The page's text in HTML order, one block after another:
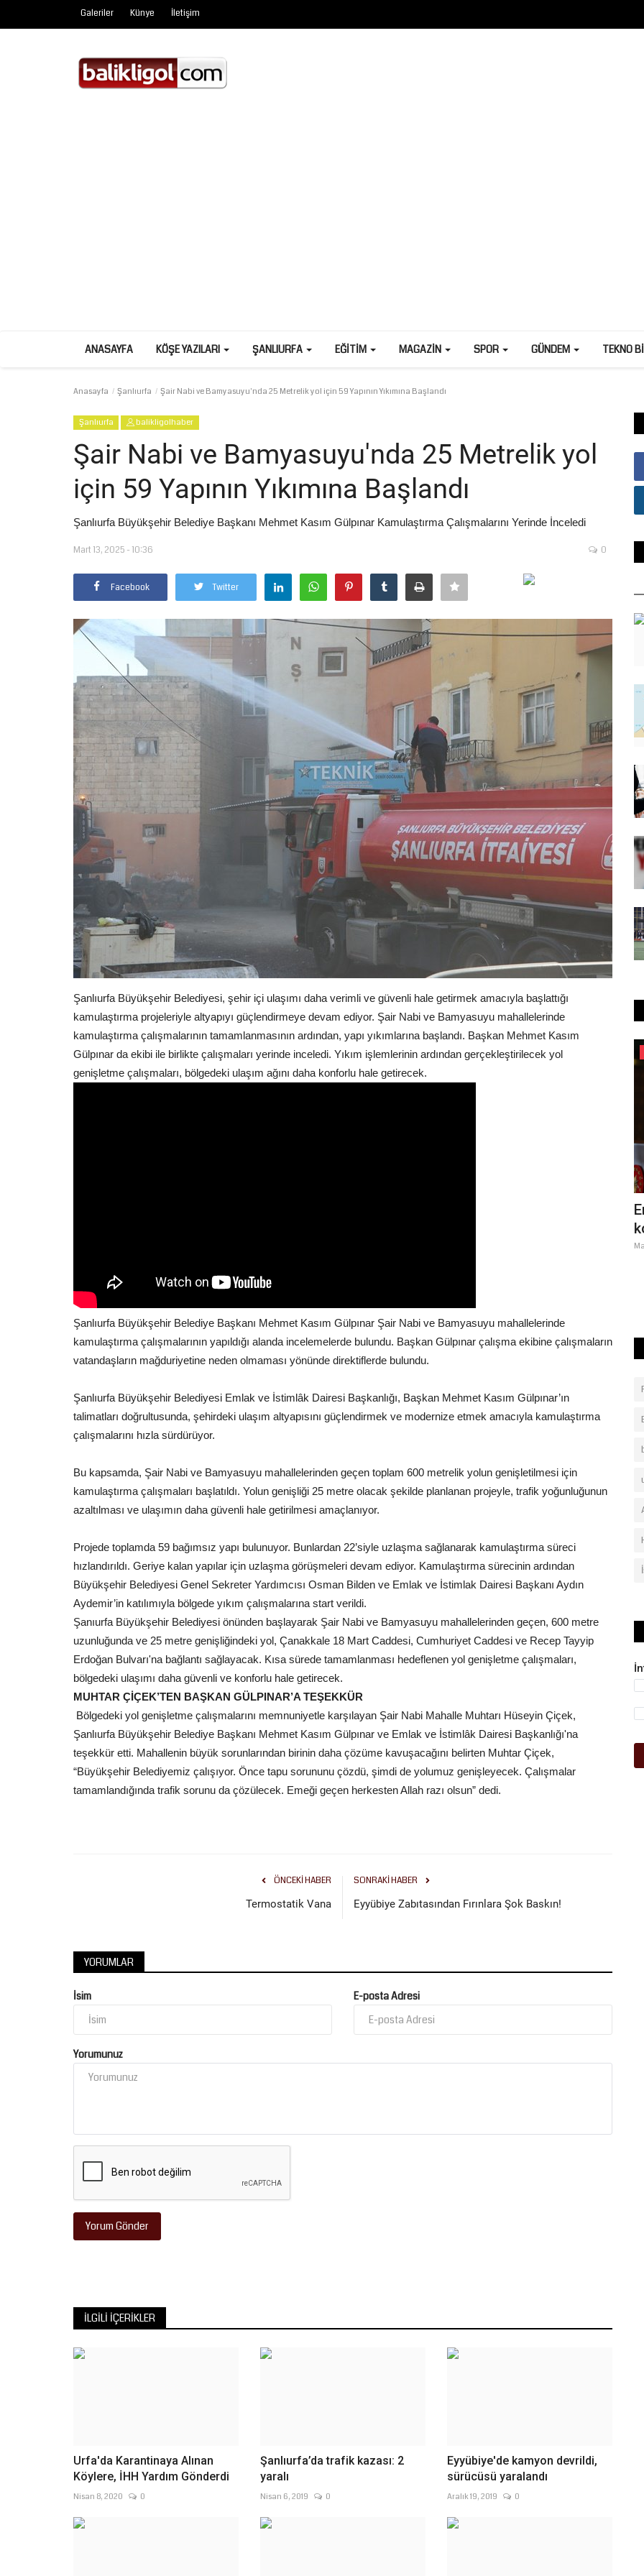
Galeriler Künye İletişim
ANASAYFA KÖŞE YAZILARI ŞANLIURFA EĞITIM MAGAZIN SPOR GÜNDEM TEKNO
Anasayfa Şanlıurfa Şair Nabi ve Bamyasuyu'nda 25 Metrelik yol için 59 Yapının Yıkımına Başlandı
Şanlıurfa balikligolhaber
Şair Nabi ve Bamyasuyu'nda 25 Metrelik yol
için 59 Yapının Yıkımına Başlandı
Şanlıurfa Büyükşehir Belediye Başkanı Mehmet Kasım Gülpınar Kamulaştırma Çalışmalarını Yerinde İnceledi
Mart 13, 2025 - 10:36 0
Facebook Twitter
Şanlıurfa Büyükşehir Belediyesi, şehir içi ulaşımı daha verimli ve güvenli hale getirmek amacıyla başlattığı
kamulaştırma projeleriyle altyapıyı güçlendirmeye devam ediyor. Şair Nabi ve Bamyasuyu mahallelerinde
kamulaştırma çalışmalarının tamamlanmasının ardından, yapı yıkımlarına başlandı. Başkan Mehmet Kasım
Gülpınar da ekibi ile birlikte çalışmaları yerinde inceledi. Yıkım işlemlerinin ardından gerçekleştirilecek yol
genişletme çalışmaları, bölgedeki ulaşım ağını daha konforlu hale getirecek.
Şanlıurfa Büyükşehir Belediye Başkanı Mehmet Kasım Gülpınar Şair Nabi ve Bamyasuyu mahallelerinde
kamulaştırma çalışmalarının yapıldığı alanda incelemelerde bulundu. Başkan Gülpınar çalışma ekibine çalışmaların
vatandaşların mağduriyetine neden olmaması yönünde direktiflerde bulundu.
Şanlıurfa Büyükşehir Belediyesi Emlak ve İstimlâk Dairesi Başkanlığı, Başkan Mehmet Kasım Gülpınar’ın
talimatları doğrultusunda, şehirdeki ulaşım altyapısını güçlendirmek ve modernize etmek amacıyla kamulaştırma
çalışmalarını hızla sürdürüyor.
Bu kapsamda, Şair Nabi ve Bamyasuyu mahallelerinden geçen toplam 600 metrelik yolun genişletilmesi için
kamulaştırma çalışmaları başlatıldı. Yolun genişliği 25 metre olacak şekilde planlanan projeyle, trafik yoğunluğunun
azaltılması ve ulaşımın daha güvenli hale getirilmesi amaçlanıyor.
Projede toplamda 59 bağımsız yapı bulunuyor. Bunlardan 22’siyle uzlaşma sağlanarak kamulaştırma süreci
hızlandırıldı. Geriye kalan yapılar için uzlaşma görüşmeleri devam ediyor. Kamulaştırma sürecinin ardından
Büyükşehir Belediyesi Genel Sekreter Yardımcısı Osman Bilden ve Emlak ve İstimlak Dairesi Başkanı Aydın
Aydemir’in katılımıyla bölgede yıkım çalışmalarına start verildi.
Şanıurfa Büyükşehir Belediyesi önünden başlayarak Şair Nabi ve Bamyasuyu mahallelerinden geçen, 600 metre
uzunluğunda ve 25 metre genişliğindeki yol, Çanakkale 18 Mart Caddesi, Cumhuriyet Caddesi ve Recep Tayyip
Erdoğan Bulvarı'na bağlantı sağlayacak. Kısa sürede tamamlanması hedeflenen yol genişletme çalışmaları,
bölgedeki ulaşımı daha güvenli ve konforlu hale getirecek.
MUHTAR ÇİÇEK’TEN BAŞKAN GÜLPINAR’A TEŞEKKÜR
Bölgedeki yol genişletme çalışmalarını memnuniyetle karşılayan Şair Nabi Mahalle Muhtarı Hüseyin Çiçek,
Şanlıurfa Büyükşehir Belediye Başkanı Mehmet Kasım Gülpınar ve Emlak ve İstimlâk Dairesi Başkanlığı'na
teşekkür etti. Mahallenin büyük sorunlarından birinin daha çözüme kavuşacağını belirten Muhtar Çiçek,
“Büyükşehir Belediyemiz çalışıyor. Önce tapu sorununu çözdü, şimdi de yolumuz genişleyecek. Çalışmalar
tamamlandığında trafik sorunu da çözülecek. Emeği geçen herkesten Allah razı olsun” dedi.
ÖNCEKI HABER
Termostatik Vana
SONRAKI HABER
Eyyübiye Zabıtasından Fırınlara Şok Baskın!
YORUMLAR
İsim E-posta Adresi
Yorumunuz
Yorum Gönder
İLGILI İÇERIKLER
Urfa'da Karantinaya Alınan
Köylere, İHH Yardım Gönderdi
Nisan 8, 2020 0
Şanlıurfa’da trafik kazası: 2
yaralı
Nisan 6, 2019 0
Eyyübiye'de kamyon devrildi,
sürücüsü yaralandı
Aralık 19, 2019 0
Kültür Sanat
nedeniyle bir mesaj...
Spor